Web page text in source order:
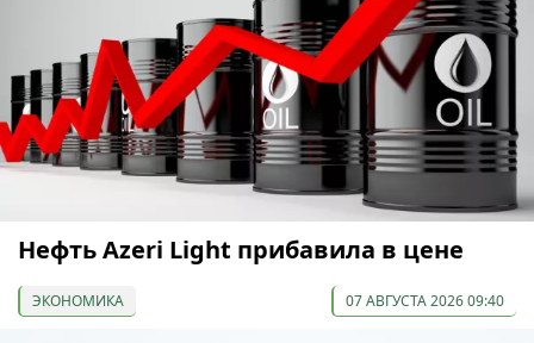
Нефть Azeri Light прибавила в цене
ЭКОНОМИКА 07 АВГУСТА 2026 09:40